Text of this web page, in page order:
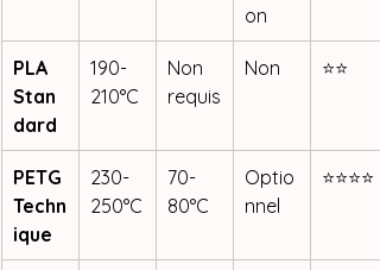
on
PLA
Stan
dard
190-
210°C
Non
requis
Non ⭐⭐
PETG
Techn
ique
230-
250°C
70-
80°C
Optio
nnel
⭐⭐⭐⭐